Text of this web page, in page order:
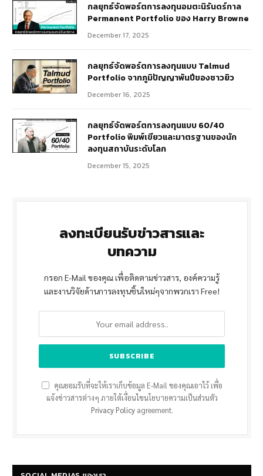
กลยุทธ์​จัดพอร์ตการลงทุนอมตะนิรันดร์กาล
Permanent Portfolio ของ Harry Browne
December 17, 2025
กลยุทธ์จัดพอร์ตการลงทุนแบบ Talmud
Portfolio จากภูมิปัญญาพันปีของชาวยิว
December 16, 2025
กลยุทธ์จัดพอร์ตการลงทุนแบบ 60/40
Portfolio พิมพ์เขียวและมาตรฐานของนัก
ลงทุนสถาบันระดับโลก
December 15, 2025
ลงทะเบียนรับข่าวสารและ
บทความ
กรอก E-Mail ของคุณ เพื่อติดตามข่าวสาร, องค์ความรู้
และงานวิจัยด้านการลงทุนชิ้นใหม่ๆจากพวกเรา Free!
คุณยอมรับที่จะให้เราเก็บข้อมูล E-Mail ของคุณเอาไว้ เพื่อ
แจ้งข่าวสารต่างๆ ภายใต้เงื่อนไขนโยบายความเป็นส่วนตัว
Privacy Policyagreement.